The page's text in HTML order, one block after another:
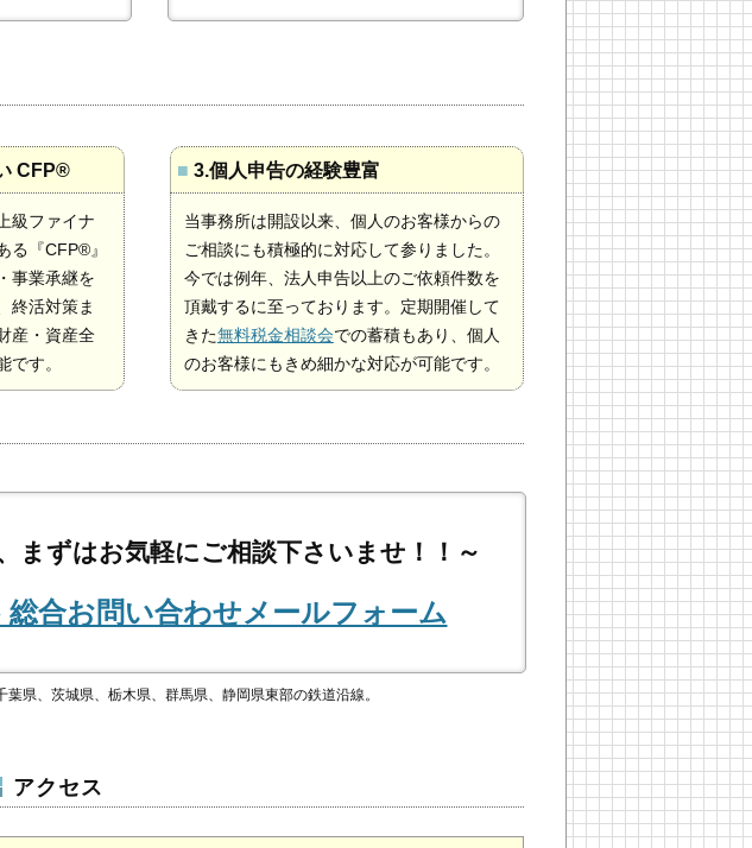
CFP®
級ファイナ
る『CFP®』
事業承継を
終活対策ま
産・資産全
です。
■ 3.個人申告の経験豊富
当事務所は開設以来、個人のお客様からの
ご相談にも積極的に対応して参りました。
今では例年、法人申告以上のご依頼件数を
頂戴するに至っております。定期開催して
きた無料税金相談会での蓄積もあり、個人
のお客様にもきめ細かな対応が可能です。
まずはお気軽にご相談下さいませ！！～
総合お問い合わせメールフォーム
県、茨城県、栃木県、群馬県、静岡県東部の鉄道沿線。
アクセス